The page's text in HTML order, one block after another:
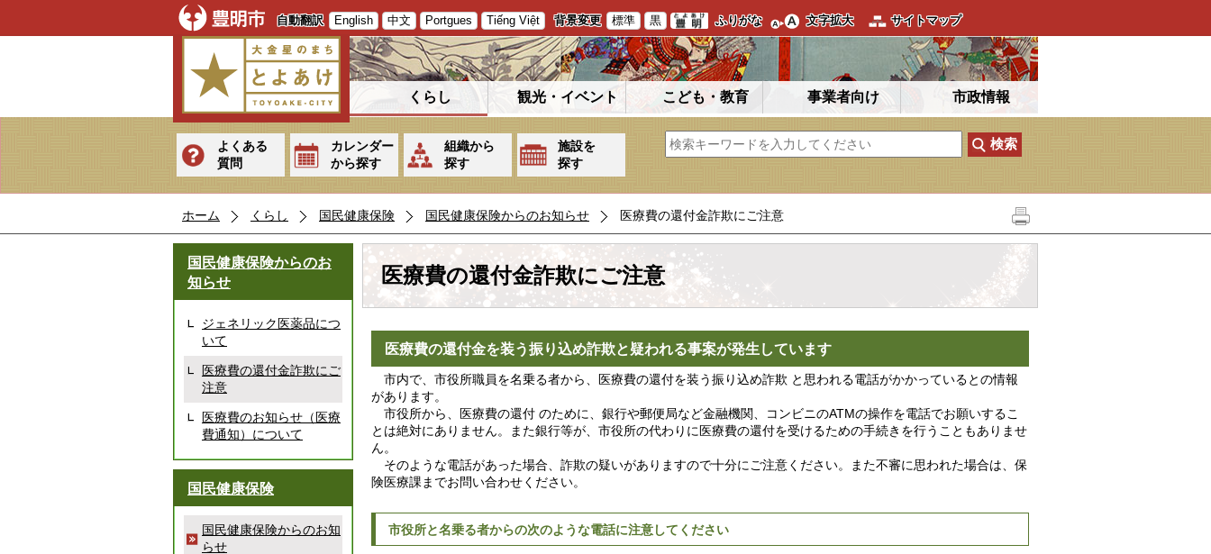
自動翻訳 English 中文 Portgues Tiếng Việt 背景変更 標準 黒 ふりがな 文字拡大 サイトマップ
くらし 観光・イベント こども・教育 事業者向け 市政情報
よくある
質問
カレンダー
から探す
組織から
探す
施設を
探す
ホーム くらし 国民健康保険 国民健康保険からのお知らせ 医療費の還付金詐欺にご注意
国民健康保険からのお
知らせ
ジェネリック医薬品につ
いて
医療費の還付金詐欺にご
注意
医療費のお知らせ（医療
費通知）について
国民健康保険
国民健康保険からのお知
らせ
医療費の還付金詐欺にご注意
医療費の還付金を装う振り込め詐欺と疑われる事案が発生しています
市内で、市役所職員を名乗る者から、医療費の還付を装う振り込め詐欺 と思われる電話がかかっているとの情報
があります。
市役所から、医療費の還付 のために、銀行や郵便局など金融機関、コンビニのATMの操作を電話でお願いするこ
とは絶対にありません。また銀行等が、市役所の代わりに医療費の還付を受けるための手続きを行うこともありませ
ん。
そのような電話があった場合、詐欺の疑いがありますので十分にご注意ください。また不審に思われた場合は、保
険医療課までお問い合わせください。
市役所と名乗る者からの次のような電話に注意してください